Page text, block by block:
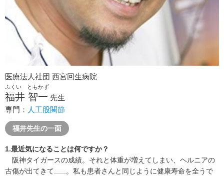
医療法人社団 西宮回生病院
ふくい ともかず
福井 智一 先生
専門： 人工股関節
福井先生の一面
1.最近気になることは何ですか？
阪神タイガースの成績。それと体重が増えてしまい、ヘルニアの
古傷が出てきて......。私も患者さんと同じように健康寿命を全うで